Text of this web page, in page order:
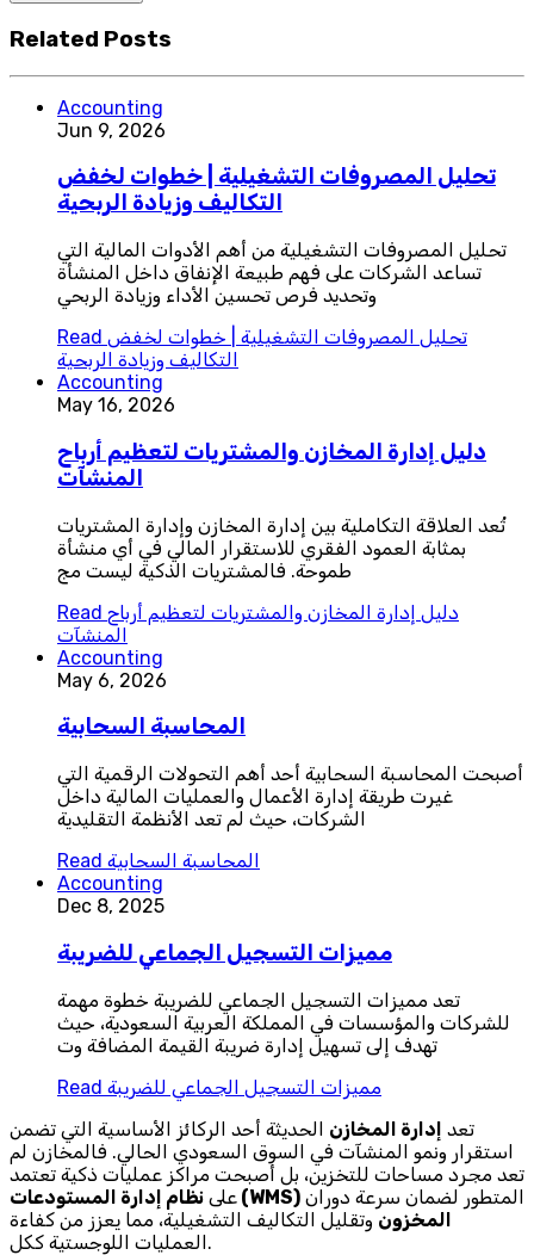
Related Posts
Accounting
Jun 9, 2026
تحليل المصروفات التشغيلية | خطوات لخفض
التكاليف وزيادة الربحية
تحليل المصروفات التشغيلية من أهم الأدوات المالية التي
تساعد الشركات على فهم طبيعة الإنفاق داخل المنشأة
وتحديد فرص تحسين الأداء وزيادة الربحي
Read تحليل المصروفات التشغيلية | خطوات لخفض
التكاليف وزيادة الربحية
Accounting
May 16, 2026
دليل إدارة المخازن والمشتريات لتعظيم أرباح
المنشآت
تُعد العلاقة التكاملية بين إدارة المخازن وإدارة المشتريات
بمثابة العمود الفقري للاستقرار المالي في أي منشأة
طموحة. فالمشتريات الذكية ليست مج
Read دليل إدارة المخازن والمشتريات لتعظيم أرباح
المنشآت
Accounting
May 6, 2026
المحاسبة السحابية
أصبحت المحاسبة السحابية أحد أهم التحولات الرقمية التي
غيرت طريقة إدارة الأعمال والعمليات المالية داخل
الشركات، حيث لم تعد الأنظمة التقليدية
Read المحاسبة السحابية
Accounting
Dec 8, 2025
مميزات التسجيل الجماعي للضريبة
تعد مميزات التسجيل الجماعي للضريبة خطوة مهمة
للشركات والمؤسسات في المملكة العربية السعودية، حيث
تهدف إلى تسهيل إدارة ضريبة القيمة المضافة وت
Read مميزات التسجيل الجماعي للضريبة
تعد إدارة المخازن الحديثة أحد الركائز الأساسية التي تضمن
استقرار ونمو المنشآت في السوق السعودي الحالي. فالمخازن لم
تعد مجرد مساحات للتخزين، بل أصبحت مراكز عمليات ذكية تعتمد
على نظام إدارة المستودعات (WMS) المتطور لضمان سرعة دوران
المخزون وتقليل التكاليف التشغيلية، مما يعزز من كفاءة
العمليات اللوجستية ككل.